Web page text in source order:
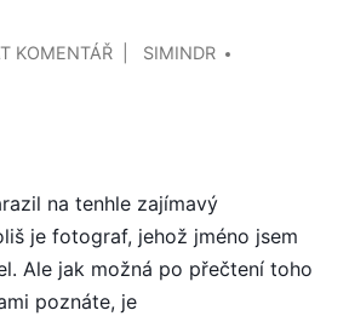
KOMENTÁŘNA
SVĚTA
SIMINDR
na tenhle zajímavý
je fotograf, jehož jméno jsem
Ale jak možná po přečtení toho
poznáte, je